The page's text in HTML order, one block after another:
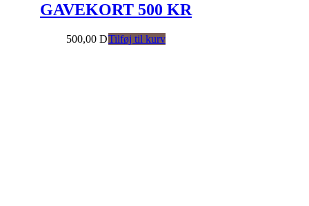
GAVEKORT 500 KR
500,00 DKK
Tilføj til kurv